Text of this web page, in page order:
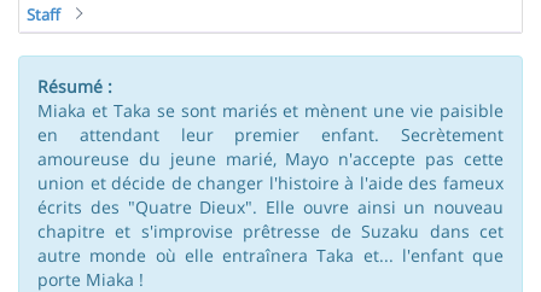
Staff
Résumé :
Miaka et Taka se sont mariés et mènent une vie paisible
en attendant leur premier enfant. Secrètement
amoureuse du jeune marié, Mayo n'accepte pas cette
union et décide de changer l'histoire à l'aide des fameux
écrits des "Quatre Dieux". Elle ouvre ainsi un nouveau
chapitre et s'improvise prêtresse de Suzaku dans cet
autre monde où elle entraînera Taka et... l'enfant que
porte Miaka !